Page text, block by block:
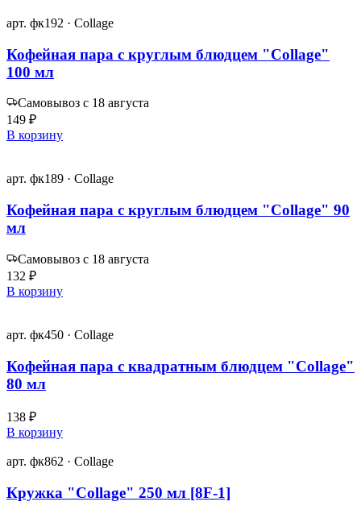
арт. фк192 · Collage
Кофейная пара с круглым блюдцем "Collage"
100 мл
Самовывоз с 18 августа
149 ₽
В корзину
арт. фк189 · Collage
Кофейная пара с круглым блюдцем "Collage" 90
мл
Самовывоз с 18 августа
132 ₽
В корзину
арт. фк450 · Collage
Кофейная пара с квадратным блюдцем "Collage"
80 мл
138 ₽
В корзину
арт. фк862 · Collage
Кружка "Collage" 250 мл [8F-1]